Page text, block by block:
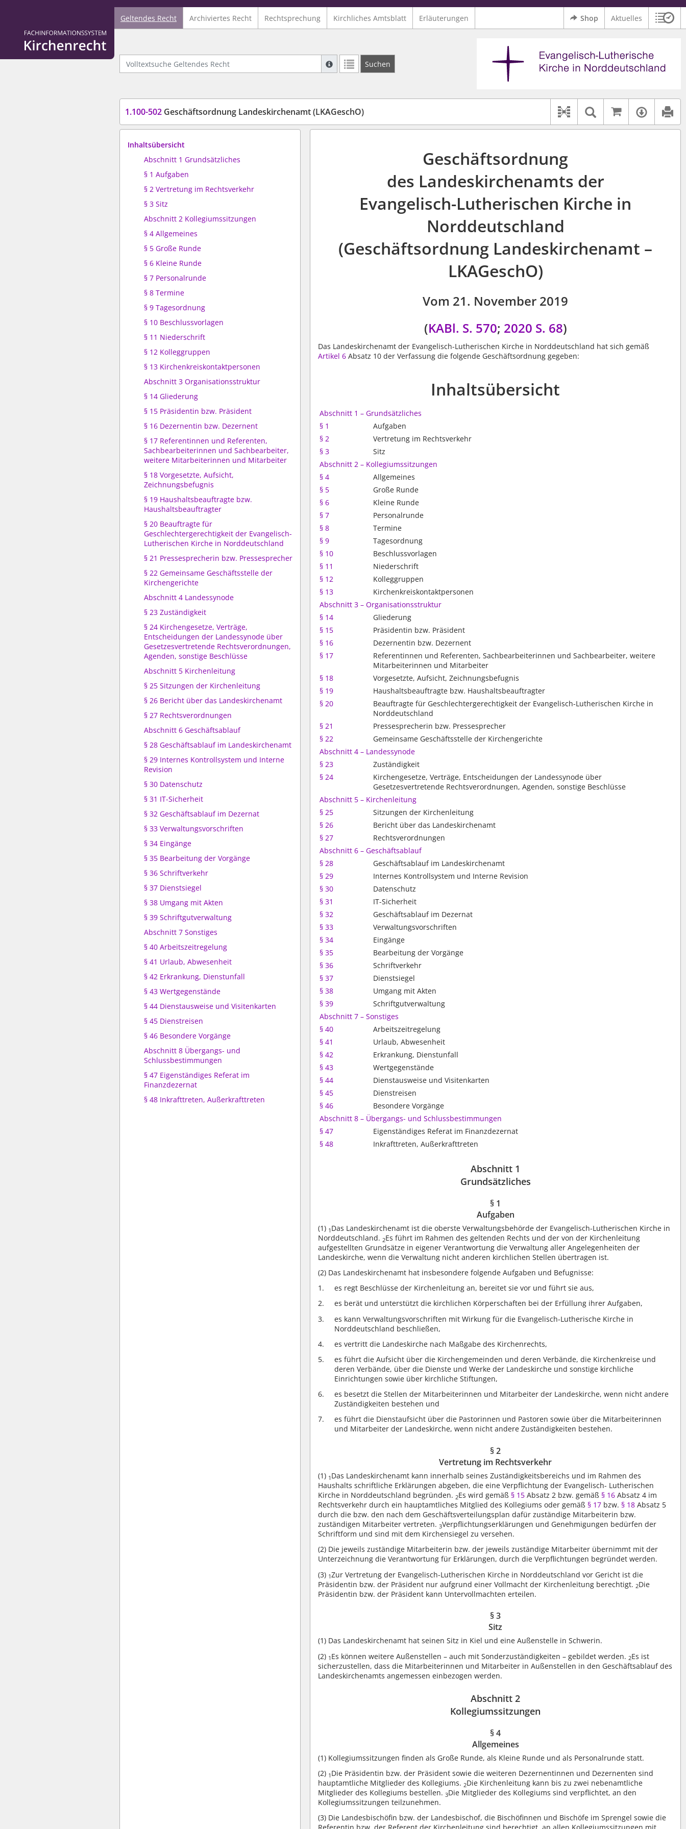
Logo Fachinformationssystem Kirchenrecht
Geltendes Recht Archiviertes Recht Rechtsprechung Kirchliches Amtsblatt Erläuterungen Shop Aktuelles
Volltextsuche Geltendes Recht
Suche mit Platzhalter "*", Bsp. Pfarrer*, findet auch: "Pfarrerinitiative" oder "Pfarrerausschuss".
Suchen
1.100-502 Geschäftsordnung Landeskirchenamt (LKAGeschO)
Dokument-Beziehungen
Textsuche im
Auf
Inhaltsübersicht
Abschnitt 1 Grundsätzliches
§ 1 Aufgaben
§ 2 Vertretung im Rechtsverkehr
§ 3 Sitz
Abschnitt 2 Kollegiumssitzungen
§ 4 Allgemeines
§ 5 Große Runde
§ 6 Kleine Runde
§ 7 Personalrunde
§ 8 Termine
§ 9 Tagesordnung
§ 10 Beschlussvorlagen
§ 11 Niederschrift
§ 12 Kolleggruppen
§ 13 Kirchenkreiskontaktpersonen
Abschnitt 3 Organisationsstruktur
§ 14 Gliederung
§ 15 Präsidentin bzw. Präsident
§ 16 Dezernentin bzw. Dezernent
§ 17 Referentinnen und Referenten,
Sachbearbeiterinnen und Sachbearbeiter,
weitere Mitarbeiterinnen und Mitarbeiter
§ 18 Vorgesetzte, Aufsicht,
Zeichnungsbefugnis
§ 19 Haushaltsbeauftragte bzw.
Haushaltsbeauftragter
§ 20 Beauftragte für
Geschlechtergerechtigkeit der Evangelisch-
Lutherischen Kirche in Norddeutschland
§ 21 Pressesprecherin bzw. Pressesprecher
§ 22 Gemeinsame Geschäftsstelle der
Kirchengerichte
Abschnitt 4 Landessynode
§ 23 Zuständigkeit
§ 24 Kirchengesetze, Verträge,
Entscheidungen der Landessynode über
Gesetzesvertretende Rechtsverordnungen,
Agenden, sonstige Beschlüsse
Abschnitt 5 Kirchenleitung
§ 25 Sitzungen der Kirchenleitung
§ 26 Bericht über das Landeskirchenamt
§ 27 Rechtsverordnungen
Abschnitt 6 Geschäftsablauf
§ 28 Geschäftsablauf im Landeskirchenamt
§ 29 Internes Kontrollsystem und Interne
Revision
§ 30 Datenschutz
§ 31 IT-Sicherheit
§ 32 Geschäftsablauf im Dezernat
§ 33 Verwaltungsvorschriften
§ 34 Eingänge
§ 35 Bearbeitung der Vorgänge
§ 36 Schriftverkehr
§ 37 Dienstsiegel
§ 38 Umgang mit Akten
§ 39 Schriftgutverwaltung
Abschnitt 7 Sonstiges
§ 40 Arbeitszeitregelung
§ 41 Urlaub, Abwesenheit
§ 42 Erkrankung, Dienstunfall
§ 43 Wertgegenstände
§ 44 Dienstausweise und Visitenkarten
§ 45 Dienstreisen
§ 46 Besondere Vorgänge
Abschnitt 8 Übergangs- und
Schlussbestimmungen
§ 47 Eigenständiges Referat im
Finanzdezernat
§ 48 Inkrafttreten, Außerkrafttreten
Geschäftsordnung
des Landeskirchenamts der
Evangelisch-Lutherischen Kirche in
Norddeutschland
(Geschäftsordnung Landeskirchenamt –
LKAGeschO)
Vom 21. November 2019
(KABl. S. 570; 2020 S. 68)
Das Landeskirchenamt der Evangelisch-Lutherischen Kirche in Norddeutschland hat sich gemäß
Artikel 6 Absatz 10 der Verfassung die folgende Geschäftsordnung gegeben:
Inhaltsübersicht
Abschnitt 1 – Grundsätzliches
§ 1
Aufgaben
§ 2
Vertretung im Rechtsverkehr
§ 3
Sitz
Abschnitt 2 – Kollegiumssitzungen
§ 4
Allgemeines
§ 5
Große Runde
§ 6
Kleine Runde
§ 7
Personalrunde
§ 8
Termine
§ 9
Tagesordnung
§ 10
Beschlussvorlagen
§ 11
Niederschrift
§ 12
Kolleggruppen
§ 13
Kirchenkreiskontaktpersonen
Abschnitt 3 – Organisationsstruktur
§ 14
Gliederung
§ 15
Präsidentin bzw. Präsident
§ 16
Dezernentin bzw. Dezernent
§ 17
Referentinnen und Referenten, Sachbearbeiterinnen und Sachbearbeiter, weitere
Mitarbeiterinnen und Mitarbeiter
§ 18
Vorgesetzte, Aufsicht, Zeichnungsbefugnis
§ 19
Haushaltsbeauftragte bzw. Haushaltsbeauftragter
§ 20
Beauftragte für Geschlechtergerechtigkeit der Evangelisch-Lutherischen Kirche in
Norddeutschland
§ 21
Pressesprecherin bzw. Pressesprecher
§ 22
Gemeinsame Geschäftsstelle der Kirchengerichte
Abschnitt 4 – Landessynode
§ 23
Zuständigkeit
§ 24
Kirchengesetze, Verträge, Entscheidungen der Landessynode über
Gesetzesvertretende Rechtsverordnungen, Agenden, sonstige Beschlüsse
Abschnitt 5 – Kirchenleitung
§ 25
Sitzungen der Kirchenleitung
§ 26
Bericht über das Landeskirchenamt
§ 27
Rechtsverordnungen
Abschnitt 6 – Geschäftsablauf
§ 28
Geschäftsablauf im Landeskirchenamt
§ 29
Internes Kontrollsystem und Interne Revision
§ 30
Datenschutz
§ 31
IT-Sicherheit
§ 32
Geschäftsablauf im Dezernat
§ 33
Verwaltungsvorschriften
§ 34
Eingänge
§ 35
Bearbeitung der Vorgänge
§ 36
Schriftverkehr
§ 37
Dienstsiegel
§ 38
Umgang mit Akten
§ 39
Schriftgutverwaltung
Abschnitt 7 – Sonstiges
§ 40
Arbeitszeitregelung
§ 41
Urlaub, Abwesenheit
§ 42
Erkrankung, Dienstunfall
§ 43
Wertgegenstände
§ 44
Dienstausweise und Visitenkarten
§ 45
Dienstreisen
§ 46
Besondere Vorgänge
Abschnitt 8 – Übergangs- und Schlussbestimmungen
§ 47
Eigenständiges Referat im Finanzdezernat
§ 48
Inkrafttreten, Außerkrafttreten
Abschnitt 1
Grundsätzliches
§ 1
Aufgaben
(1) 1 Das Landeskirchenamt ist die oberste Verwaltungsbehörde der Evangelisch-Lutherischen Kirche in
Norddeutschland. 2Es führt im Rahmen des geltenden Rechts und der von der Kirchenleitung
aufgestellten Grundsätze in eigener Verantwortung die Verwaltung aller Angelegenheiten der
Landeskirche, wenn die Verwaltung nicht anderen kirchlichen Stellen übertragen ist.
(2) Das Landeskirchenamt hat insbesondere folgende Aufgaben und Befugnisse:
es regt Beschlüsse der Kirchenleitung an, bereitet sie vor und führt sie aus,
es berät und unterstützt die kirchlichen Körperschaften bei der Erfüllung ihrer Aufgaben,
es kann Verwaltungsvorschriften mit Wirkung für die Evangelisch-Lutherische Kirche in
Norddeutschland beschließen,
es vertritt die Landeskirche nach Maßgabe des Kirchenrechts,
es führt die Aufsicht über die Kirchengemeinden und deren Verbände, die Kirchenkreise und
deren Verbände, über die Dienste und Werke der Landeskirche und sonstige kirchliche
Einrichtungen sowie über kirchliche Stiftungen,
es besetzt die Stellen der Mitarbeiterinnen und Mitarbeiter der Landeskirche, wenn nicht andere
Zuständigkeiten bestehen und
es führt die Dienstaufsicht über die Pastorinnen und Pastoren sowie über die Mitarbeiterinnen
und Mitarbeiter der Landeskirche, wenn nicht andere Zuständigkeiten bestehen.
§ 2
Vertretung im Rechtsverkehr
(1) 1 Das Landeskirchenamt kann innerhalb seines Zuständigkeitsbereichs und im Rahmen des
Haushalts schriftliche Erklärungen abgeben, die eine Verpflichtung der Evangelisch- Lutherischen
Kirche in Norddeutschland begründen. 2Es wird gemäß§ 15 Absatz 2 bzw. gemäß§ 16 Absatz 4 im
Rechtsverkehr durch ein hauptamtliches Mitglied des Kollegiums oder gemäß§ 17 bzw.§ 18 Absatz 5
durch die bzw. den nach dem Geschäftsverteilungsplan dafür zuständige Mitarbeiterin bzw.
zuständigen Mitarbeiter vertreten.3Verpflichtungserklärungen und Genehmigungen bedürfen der
Schriftform und sind mit dem Kirchensiegel zu versehen.
(2) Die jeweils zuständige Mitarbeiterin bzw. der jeweils zuständige Mitarbeiter übernimmt mit der
Unterzeichnung die Verantwortung für Erklärungen, durch die Verpflichtungen begründet werden.
(3) 1Zur Vertretung der Evangelisch-Lutherischen Kirche in Norddeutschland vor Gericht ist die
Präsidentin bzw. der Präsident nur aufgrund einer Vollmacht der Kirchenleitung berechtigt. 2Die
Präsidentin bzw. der Präsident kann Untervollmachten erteilen.
§ 3
Sitz
(1) Das Landeskirchenamt hat seinen Sitz in Kiel und eine Außenstelle in Schwerin.
(2) 1 Es können weitere Außenstellen – auch mit Sonderzuständigkeiten – gebildet werden. 2Es ist
sicherzustellen, dass die Mitarbeiterinnen und Mitarbeiter in Außenstellen in den Geschäftsablauf des
Landeskirchenamts angemessen einbezogen werden.
Abschnitt 2
Kollegiumssitzungen
§ 4
Allgemeines
(1) Kollegiumssitzungen finden als Große Runde, als Kleine Runde und als Personalrunde statt.
(2) 1 Die Präsidentin bzw. der Präsident sowie die weiteren Dezernentinnen und Dezernenten sind
hauptamtliche Mitglieder des Kollegiums. 2Die Kirchenleitung kann bis zu zwei nebenamtliche
Mitglieder des Kollegiums bestellen.3Die Mitglieder des Kollegiums sind verpflichtet, an den
Kollegiumssitzungen teilzunehmen.
(3) Die Landesbischöfin bzw. der Landesbischof, die Bischöfinnen und Bischöfe im Sprengel sowie die